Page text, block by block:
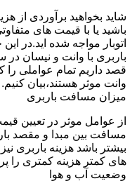
شاید بخواهید برآوردی از
باشید یا با قیمت های
اتوبار مواجه شده اید.در
باربری با وانت و نیسان در
قصد داریم تمام عواملی را
وانت موثر هستند،بیان کنیم.
میزان مسافت باربری
از عوامل موثر در تعیین
مسافت بین مبدا و مقصد
بیشتر باشد هزینه باربری
های کمتر هزینه کمتری را
وضعیت آب و هوا